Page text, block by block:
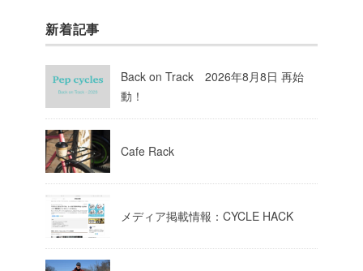
Pep cycles@大阪
今週はお知らせがいっぱいあるのでチ
ェックしてて下さいね！
新着記事
Back on Track 2026年8月8日 再始
動！
Cafe Rack
メディア掲載情報：CYCLE HACK